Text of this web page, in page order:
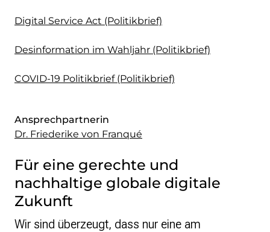
Wikisource
Wikiversity
Unsere Werte
Strategie und Ziele
Jahresberichte
Transparenz
Presse
Digital Service Act (Politikbrief)
Desinformation im Wahljahr (Politikbrief)
COVID-19 Politikbrief (Politikbrief)
Ansprechpartnerin
Dr. Friederike von Franqué
Für eine gerechte und
nachhaltige globale digitale
Zukunft
Wir sind überzeugt, dass nur eine am